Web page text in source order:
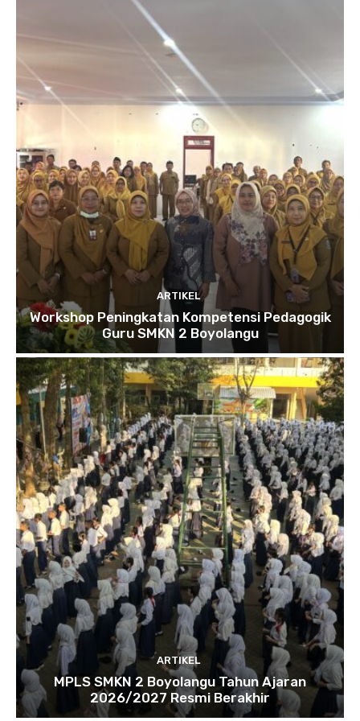
ARTIKEL
Workshop Peningkatan Kompetensi Pedagogik
Guru SMKN 2 Boyolangu
ARTIKEL
MPLS SMKN 2 Boyolangu Tahun Ajaran
2026/2027 Resmi Berakhir